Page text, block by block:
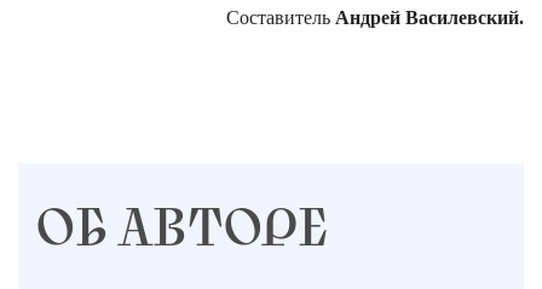
Составитель Андрей Василевский.
ОБ АВТОРЕ